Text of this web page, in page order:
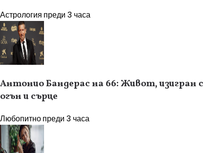
Астрология преди 3 часа
Антонио Бандерас на 66: Живот, изигран с
огън и сърце
Любопитнопреди 3 часа